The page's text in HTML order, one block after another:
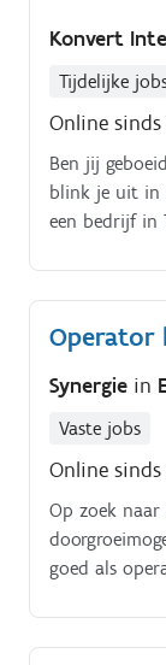
en
indien nodig
stukken.
Konvert
Tijdelijke
Online sinds
Ben jij
blink je uit in
een bedrijf in
efficiëntie.
Operator
Synergie in
Vaste jobs
Online
Op zoek
goed als
daarbuiten in